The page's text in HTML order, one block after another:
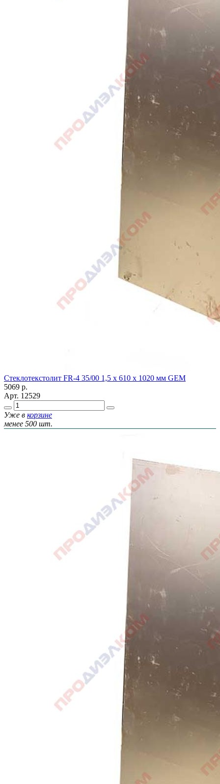
Стеклотекстолит FR-4 35/00 1,5 х 610 х 1020 мм GEM
5069 р.
Арт. 12529
Уже в корзине
менее 500 шт.